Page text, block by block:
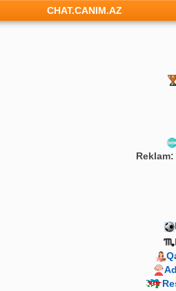
CHAT.CANIM.AZ
Reklam: